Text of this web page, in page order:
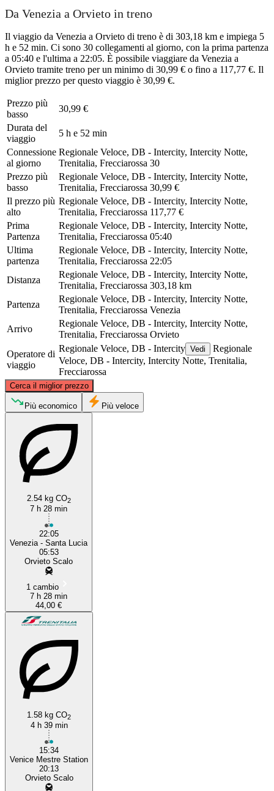
Da Venezia a Orvieto in treno
Il viaggio da Venezia a Orvieto di treno è di 303,18 km e impiega 5
h e 52 min. Ci sono 30 collegamenti al giorno, con la prima partenza
a 05:40 e l'ultima a 22:05. È possibile viaggiare da Venezia a
Orvieto tramite treno per un minimo di 30,99 € o fino a 117,77 €. Il
miglior prezzo per questo viaggio è 30,99 €.
Prezzo più
basso
30,99 €
Durata del
viaggio
5 h e 52 min
Connessione
al giorno
Regionale Veloce, DB - Intercity, Intercity Notte,
Trenitalia, Frecciarossa 30
Prezzo più
basso
Regionale Veloce, DB - Intercity, Intercity Notte,
Trenitalia, Frecciarossa 30,99 €
Il prezzo più
alto
Regionale Veloce, DB - Intercity, Intercity Notte,
Trenitalia, Frecciarossa 117,77 €
Prima
Partenza
Regionale Veloce, DB - Intercity, Intercity Notte,
Trenitalia, Frecciarossa 05:40
Ultima
partenza
Regionale Veloce, DB - Intercity, Intercity Notte,
Trenitalia, Frecciarossa 22:05
Distanza
Regionale Veloce, DB - Intercity, Intercity Notte,
Trenitalia, Frecciarossa 303,18 km
Partenza
Regionale Veloce, DB - Intercity, Intercity Notte,
Trenitalia, Frecciarossa Venezia
Arrivo
Regionale Veloce, DB - Intercity, Intercity Notte,
Trenitalia, Frecciarossa Orvieto
Operatore di
viaggio
Regionale Veloce, DB - Intercity Vedi
Regionale
Veloce, DB - Intercity, Intercity Notte, Trenitalia,
Frecciarossa
Cerca il miglior prezzo
Più economico Più veloce
2.54 kg CO2
7 h 28 min
22:05
Venezia - Santa Lucia
05:53
Orvieto Scalo
1 cambio
7 h 28 min
44,00 €
1.58 kg CO2
4 h 39 min
15:34
Venice Mestre Station
20:13
Orvieto Scalo